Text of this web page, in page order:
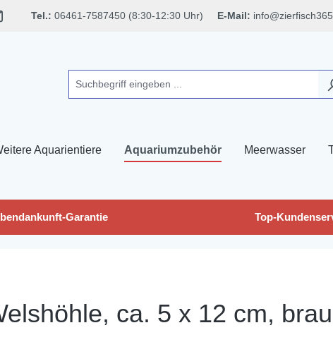
Tel.: 06461-7587450 (8:30-12:30 Uhr) E-Mail:
Aquarientiere Aquariumzubehör Meerwasser
Garantie Top-
ca. 5 x 12 cm,